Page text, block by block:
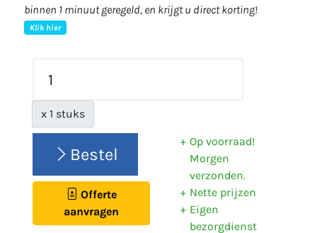
binnen 1 minuut geregeld, en krijgt u direct korting!
Klik hier
x 1 stuks
Bestel
Offerte
aanvragen
Op voorraad!
Morgen
verzonden.
Nette prijzen
Eigen
bezorgdienst